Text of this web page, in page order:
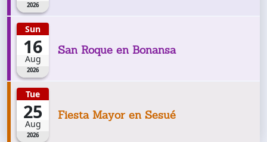
2026
Sun
16
Aug
2026
San Roque en Bonansa
Tue
25
Aug
2026
Fiesta Mayor en Sesué